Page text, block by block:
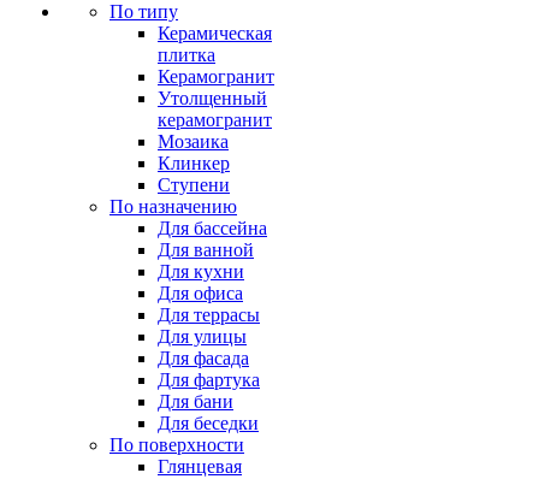
По типу
Керамическая
плитка
Керамогранит
Утолщенный
керамогранит
Мозаика
Клинкер
Ступени
По назначению
Для бассейна
Для ванной
Для кухни
Для офиса
Для террасы
Для улицы
Для фасада
Для фартука
Для бани
Для беседки
По поверхности
Глянцевая